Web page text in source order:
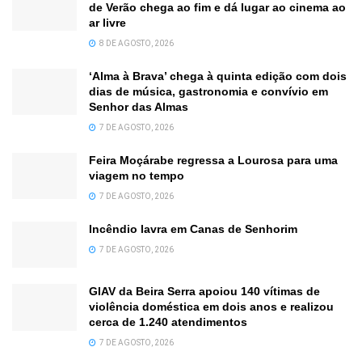
de Verão chega ao fim e dá lugar ao cinema ao
ar livre
8 DE AGOSTO, 2026
‘Alma à Brava’ chega à quinta edição com dois
dias de música, gastronomia e convívio em
Senhor das Almas
7 DE AGOSTO, 2026
Feira Moçárabe regressa a Lourosa para uma
viagem no tempo
7 DE AGOSTO, 2026
Incêndio lavra em Canas de Senhorim
7 DE AGOSTO, 2026
GIAV da Beira Serra apoiou 140 vítimas de
violência doméstica em dois anos e realizou
cerca de 1.240 atendimentos
7 DE AGOSTO, 2026